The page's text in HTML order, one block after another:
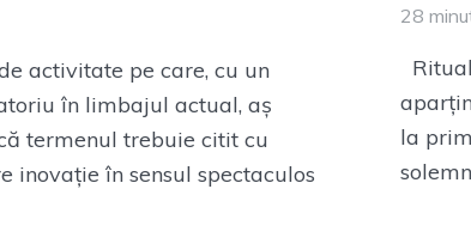
activitate pe care, cu un
în limbajul actual, aș
termenul trebuie citit cu
inovație în sensul spectaculos
28
la